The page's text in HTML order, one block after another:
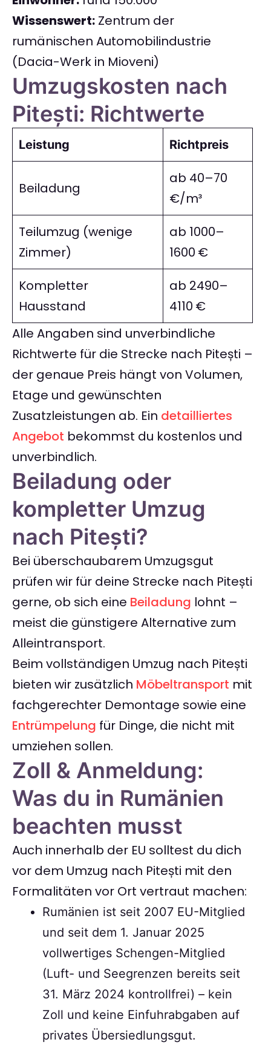
Wissenswert: Zentrum der
rumänischen Automobilindustrie
(Dacia-Werk in Mioveni)
Umzugskosten nach
Pitești: Richtwerte
Leistung Richtpreis
Beiladung
ab 40–70
€/m³
Teilumzug (wenige
Zimmer)
ab 1000–
1600 €
Kompletter
Hausstand
ab 2490–
4110 €
Alle Angaben sind unverbindliche
Richtwerte für die Strecke nach Pitești –
der genaue Preis hängt von Volumen,
Etage und gewünschten
Zusatzleistungen ab. Ein detailliertes
Angebot bekommst du kostenlos und
unverbindlich.
Beiladung oder
kompletter Umzug
nach Pitești?
Bei überschaubarem Umzugsgut
prüfen wir für deine Strecke nach Pitești
gerne, ob sich eine Beiladung lohnt –
meist die günstigere Alternative zum
Alleintransport.
Beim vollständigen Umzug nach Pitești
bieten wir zusätzlich Möbeltransport mit
fachgerechter Demontage sowie eine
Entrümpelung für Dinge, die nicht mit
umziehen sollen.
Zoll & Anmeldung:
Was du in Rumänien
beachten musst
Auch innerhalb der EU solltest du dich
vor dem Umzug nach Pitești mit den
Formalitäten vor Ort vertraut machen:
Rumänien ist seit 2007 EU-Mitglied
und seit dem 1. Januar 2025
vollwertiges Schengen-Mitglied
(Luft- und Seegrenzen bereits seit
31. März 2024 kontrollfrei) – kein
Zoll und keine Einfuhrabgaben auf
privates Übersiedlungsgut.